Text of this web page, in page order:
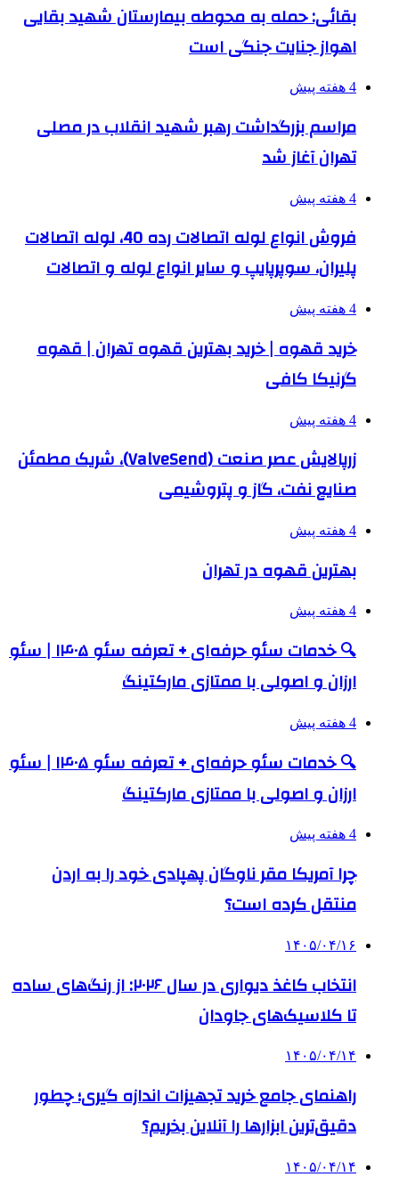
بقائی: حمله به محوطه بیمارستان شهید بقایی
اهواز جنایت جنگی است
4 هفته پیش
مراسم بزرگداشت رهبر شهید انقلاب در مصلی
تهران آغاز شد
4 هفته پیش
فروش انواع لوله اتصالات رده 40، لوله اتصالات
پلیران، سوپرپایپ و سایر انواع لوله و اتصالات
4 هفته پیش
خرید قهوه | خرید بهترین قهوه تهران | قهوه
گرنیکا کافی
4 هفته پیش
زرپالایش عصر صنعت (ValveSend)، شریک مطمئن
صنایع نفت، گاز و پتروشیمی
4 هفته پیش
بهترین قهوه در تهران
4 هفته پیش
🔍 خدمات سئو حرفه‌ای + تعرفه سئو ۱۴۰۵ | سئو
ارزان و اصولی با ممتازی مارکتینگ
4 هفته پیش
🔍 خدمات سئو حرفه‌ای + تعرفه سئو ۱۴۰۵ | سئو
ارزان و اصولی با ممتازی مارکتینگ
4 هفته پیش
چرا آمریکا مقر ناوگان پهپادی خود را به اردن
منتقل کرده است؟
۱۴۰۵/۰۴/۱۶
انتخاب کاغذ دیواری در سال ۲۰۲۶: از رنگ‌های ساده
تا کلاسیک‌های جاودان
۱۴۰۵/۰۴/۱۴
راهنمای جامع خرید تجهیزات اندازه گیری؛ چطور
دقیق‌ترین ابزارها را آنلاین بخریم؟
۱۴۰۵/۰۴/۱۴